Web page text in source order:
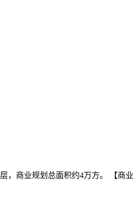
，商业规划总面积约4万方。 【商业